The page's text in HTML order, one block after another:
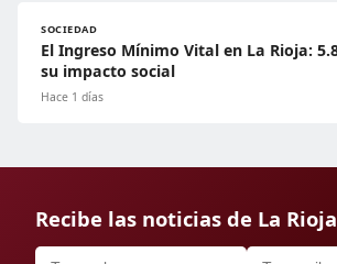
SOCIEDAD
El Ingreso Mínimo Vital en La Rioja:
su impacto social
Hace 1 días
Recibe las noticias de La